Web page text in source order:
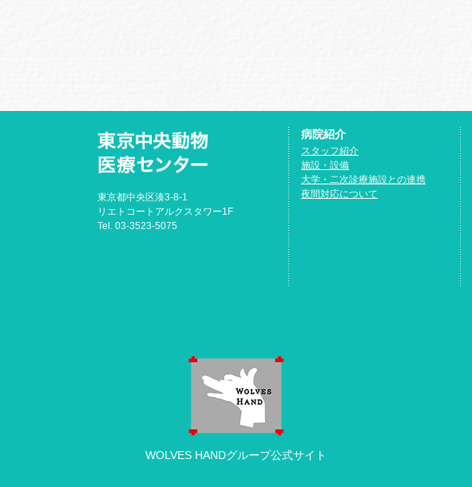
東京都中央区湊3-8-1
リエトコートアルクスタワー1F
Tel. 03-3523-5075
病院紹介
スタッフ紹介
施設・設備
大学・二次診療施設との連携
夜間対応について
WOLVES HANDグループ公式サイト